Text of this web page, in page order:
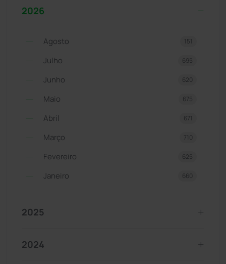
2026
Agosto 151
Julho 695
Junho 620
Maio 675
Abril 671
Março 710
Fevereiro 625
Janeiro 660
2025
2024